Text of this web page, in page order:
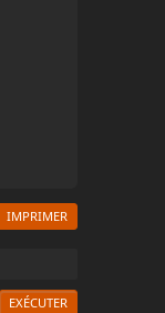
IMPRIMER